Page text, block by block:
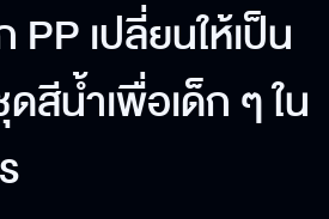
เปลี่ยนให้เป็น
สีน้ำเพื่อเด็ก ๆ ใน